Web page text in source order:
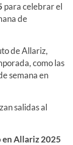
para celebrar el
de
de Allariz,
como las
semana en
salidas al
en Allariz 2025